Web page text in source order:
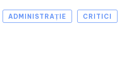
ADMINISTRAȚIE
CRITICI